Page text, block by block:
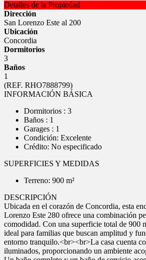
Detalles de la Propiedad
Dirección
San Lorenzo Este al 200
Ubicación
Concordia
Dormitorios
3
Baños
1
(REF. RHO7888799)
INFORMACIÓN BÁSICA
Dormitorios : 3
Baños : 1
Garages : 1
Condición: Excelente
Crédito: No especificado
SUPERFICIES Y MEDIDAS
Terreno: 900 m²
DESCRIPCIÓN
Ubicada en el corazón de Concordia, esta
Lorenzo Este 280 ofrece una combinación
comodidad. Con una superficie total de 900
ideal para familias que buscan amplitud y
entorno tranquilo.<br><br>La casa cuenta
iluminados, proporcionando un ambiente